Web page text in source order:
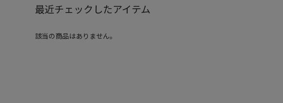
最近チェックしたアイテム
該当の商品はありません。